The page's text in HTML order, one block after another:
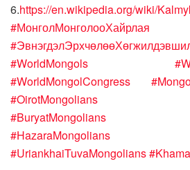
6.https://en.wikipedia.org/wiki/
#МонголМонголооХайрлая
#WorldMongols
#WorldMongolCongress
#OirotMongolians
#BuryatMongolians
#HazaraMongolians
#UriankhaiTuvaMongolians